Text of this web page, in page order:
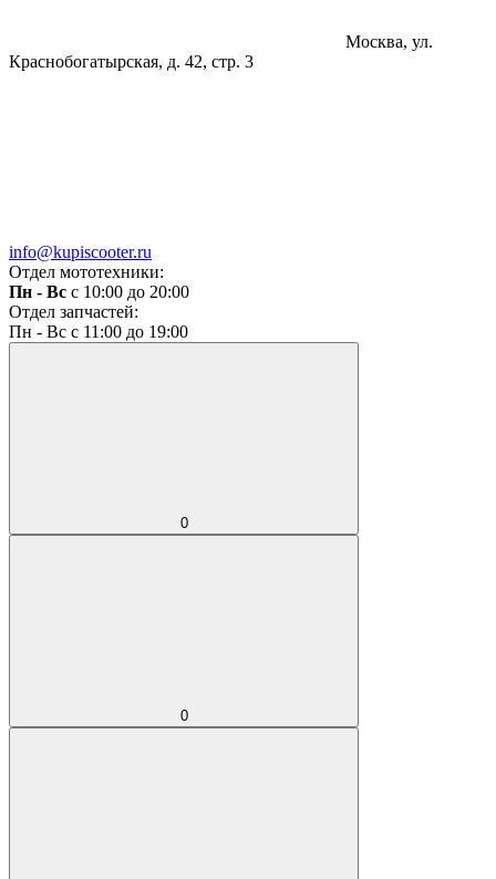
Москва, ул.
Краснобогатырская, д. 42, стр. 3
info@kupiscooter.ru
Отдел мототехники:
Пн - Вс с 10:00 до 20:00
Отдел запчастей:
Пн - Вс с 11:00 до 19:00
0
0